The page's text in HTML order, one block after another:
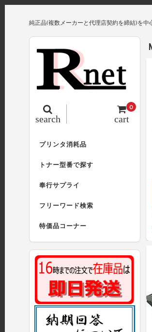
純正品(複数メーカーと代理店契約を締結)を
cart
0
search
プリンタ消耗品
トナー型番で探す
奉行サプライ
フリーワード検索
特価品コーナー